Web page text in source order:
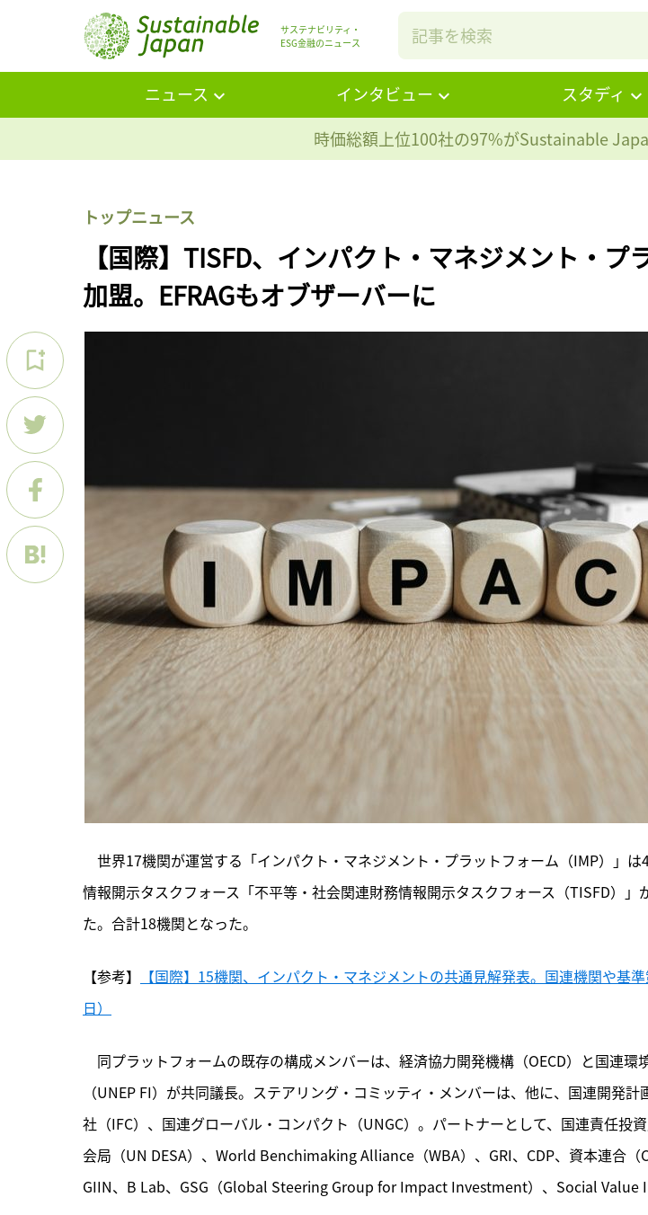
サステナビリティ・
ESG金融のニュース
ニュース インタビュー スタディ
時価総額上位100社の97%がSustainable
トップニュース
【国際】TISFD、インパクト・マネジメント・プ
加盟。EFRAGもオブザーバーに
世界17機関が運営する「インパクト・マネジメント・プラットフォーム（IMP）」
情報開示タスクフォース「不平等・社会関連財務情報開示タスクフォース（TISFD）」
た。合計18機関となった。
【参考】
【国際】15機関、インパクト・マネジメントの共通見解発表。国連機関や基
日）
同プラットフォームの既存の構成メンバーは、 経済協力開発機構（OECD）と国連環
（UNEP FI）が共同議長。ステアリング・コミッティ・メンバーは、他に、国連開発
社（IFC）、国連グローバル・コンパクト（UNGC）。パートナーとして、国連責任投
会局（UN DESA）、World Benchimaking Alliance（WBA）、GRI、CDP、資本連合（
GIIN、B Lab、GSG（Global Steering Group for Impact Investment）、Social Value